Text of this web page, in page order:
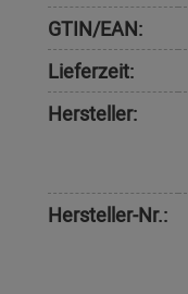
GTIN/EAN:
Lieferzeit:
Hersteller:
Hersteller-Nr.: